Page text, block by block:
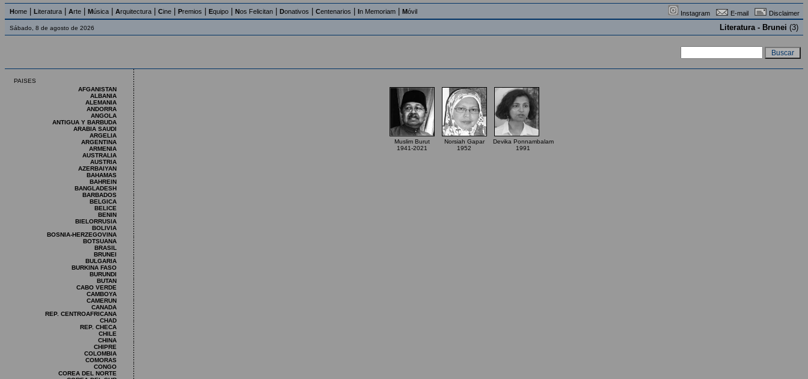
Home Literatura Arte Música Arquitectura Cine Premios Equipo Nos Felicitan Donativos Centenarios In Memoriam Móvil Instagram E-mail Disclaimer
Sábado, 8 de agosto de 2026 Literatura - Brunei (3)
PAISES
AFGANISTAN
ALBANIA
ALEMANIA
ANDORRA
ANGOLA
ANTIGUA Y BARBUDA
ARABIA SAUDI
ARGELIA
ARGENTINA
ARMENIA
AUSTRALIA
AUSTRIA
AZERBAIYAN
BAHAMAS
BAHREIN
BANGLADESH
BARBADOS
BELGICA
BELICE
BENIN
BIELORRUSIA
BOLIVIA
BOSNIA-HERZEGOVINA
BOTSUANA
BRASIL
BRUNEI
BULGARIA
BURKINA FASO
BURUNDI
BUTAN
CABO VERDE
CAMBOYA
CAMERUN
CANADA
REP. CENTROAFRICANA
CHAD
REP. CHECA
CHILE
CHINA
CHIPRE
COLOMBIA
COMORAS
CONGO
COREA DEL NORTE
Muslim Burut
1941-2021
Norsiah Gapar
1952
Devika Ponnambalam
1991